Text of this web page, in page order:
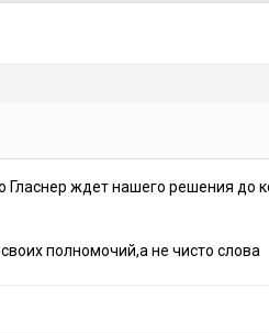
Гласнер ждет нашего решения до
полномочий,а не чисто слова